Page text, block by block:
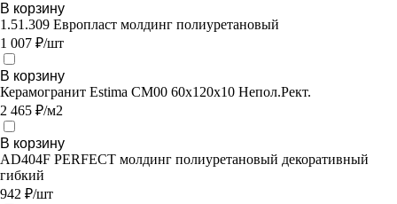
В корзину
1.51.309 Европласт молдинг полиуретановый
1 007 ₽/шт
В корзину
Керамогранит Estima CM00 60x120x10 Непол.Рект.
2 465 ₽/м2
В корзину
AD404F PERFECT молдинг полиуретановый декоративный
гибкий
942 ₽/шт